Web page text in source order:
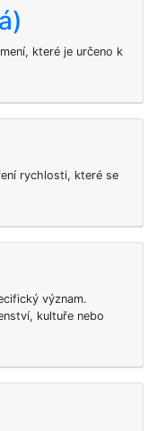
které je určeno k
rychlosti, které se
význam.
kultuře nebo